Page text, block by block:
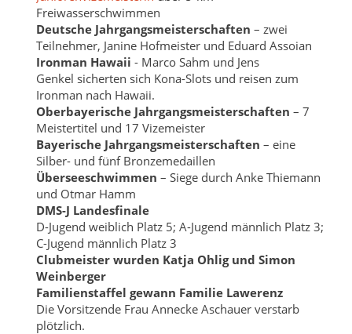
Freiwasserschwimmen
Deutsche Jahrgangsmeisterschaften – zwei
Teilnehmer, Janine Hofmeister und Eduard Assoian
Ironman Hawaii - Marco Sahm und Jens
Genkel sicherten sich Kona-Slots und reisen zum
Ironman nach Hawaii.
Oberbayerische Jahrgangsmeisterschaften – 7
Meistertitel und 17 Vizemeister
Bayerische Jahrgangsmeisterschaften – eine
Silber- und fünf Bronzemedaillen
Überseeschwimmen – Siege durch Anke Thiemann
und Otmar Hamm
DMS-J Landesfinale
D-Jugend weiblich Platz 5; A-Jugend männlich Platz 3;
C-Jugend männlich Platz 3
Clubmeister wurden Katja Ohlig und Simon
Weinberger
Familienstaffel gewann Familie Lawerenz
Die Vorsitzende Frau Annecke Aschauer verstarb
plötzlich.